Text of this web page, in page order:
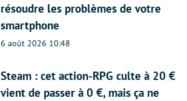
résoudre les problèmes de votre
smartphone
6 août 2026 10:48
Steam : cet action-RPG culte à 20 €
vient de passer à 0 €, mais ça ne